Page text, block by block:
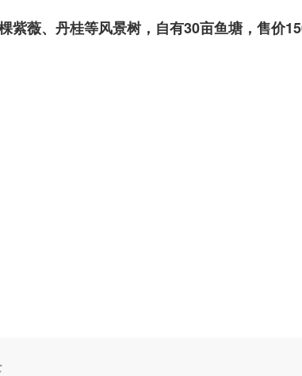
紫薇、丹桂等风景树，自有30亩鱼塘，售价